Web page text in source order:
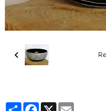
PartagerFacebook
X